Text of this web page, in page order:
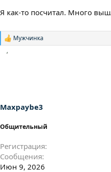
Я как-то посчитал. Много
Р
Мужчинка
Maxpaybe3
Общительный
Регистрация
Сообщения
Июн 9, 2026